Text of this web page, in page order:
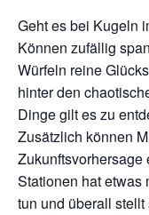
Geht es bei Kugeln
Können zufällig
Würfeln reine
hinter den
Dinge gilt es zu
Zusätzlich können
Zukunftsvorhersage
Stationen hat etwas
tun und überall stellt